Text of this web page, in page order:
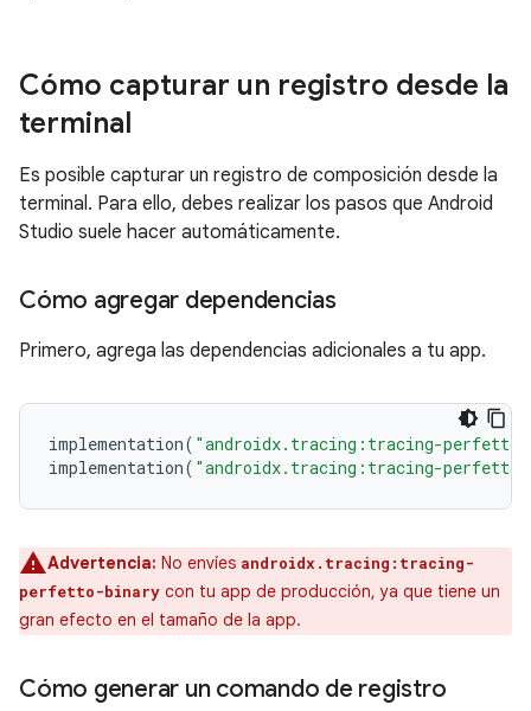
Cómo capturar un registro desde la
terminal
Es posible capturar un registro de composición desde la
terminal. Para ello, debes realizar los pasos que Android
Studio suele hacer automáticamente.
Cómo agregar dependencias
Primero, agrega las dependencias adicionales a tu app.
implementation( "androidx.tracing:tracing-
implementation( "androidx.tracing:tracing-
Advertencia: No envíes androidx.tracing:tracing-
perfetto-binary con tu app de producción, ya que tiene un
gran efecto en el tamaño de la app.
Cómo generar un comando de registro